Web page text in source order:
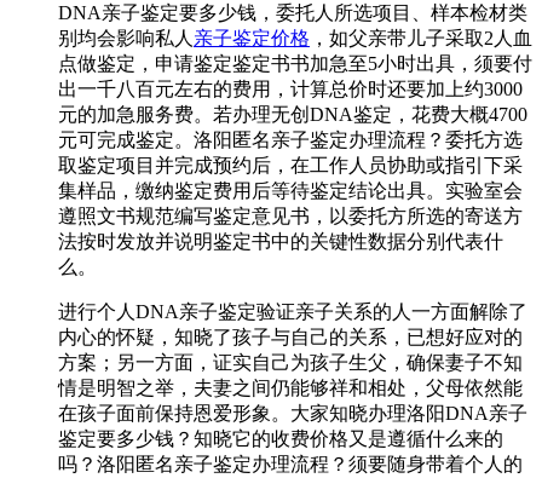
DNA亲子鉴定要多少钱，委托人所选项目、样本检材类
别均会影响私人 亲子鉴定价格 ，如父亲带儿子采取2人血
点做鉴定，申请鉴定鉴定书书加急至5小时出具，须要付
出一千八百元左右的费用，计算总价时还要加上约3000
元的加急服务费。若办理无创DNA鉴定，花费大概4700
元可完成鉴定。洛阳匿名亲子鉴定办理流程？委托方选
取鉴定项目并完成预约后，在工作人员协助或指引下采
集样品，缴纳鉴定费用后等待鉴定结论出具。实验室会
遵照文书规范编写鉴定意见书，以委托方所选的寄送方
法按时发放并说明鉴定书中的关键性数据分别代表什
么。
进行个人DNA亲子鉴定验证亲子关系的人一方面解除了
内心的怀疑，知晓了孩子与自己的关系，已想好应对的
方案；另一方面，证实自己为孩子生父，确保妻子不知
情是明智之举，夫妻之间仍能够祥和相处，父母依然能
在孩子面前保持恩爱形象。大家知晓办理洛阳DNA亲子
鉴定要多少钱？知晓它的收费价格又是遵循什么来的
吗？洛阳匿名亲子鉴定办理流程？须要随身带着个人的